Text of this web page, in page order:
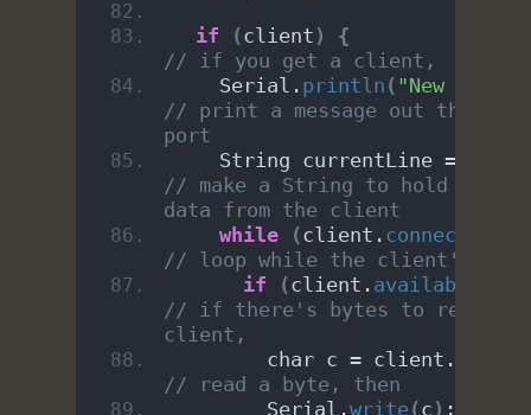
if (client )
{
// if you get a client,
    Serial.
println ( "New
// print a message out the
port
    String currentLine =
// make a String to hold
data from the client
while
(client. connected
// loop while the client's
if
(client. available
// if there's bytes to read
client,
        char c = client.
// read a byte, then
        Serial.
write(c )